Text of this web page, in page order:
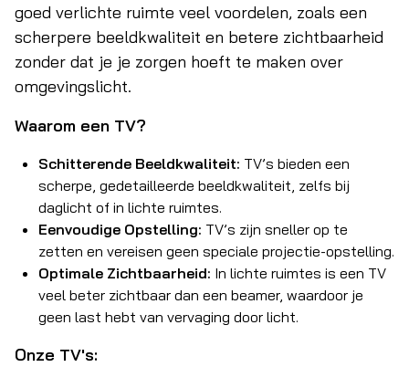
goed verlichte ruimte veel voordelen, zoals een
scherpere beeldkwaliteit en betere zichtbaarheid
zonder dat je je zorgen hoeft te maken over
omgevingslicht.
Waarom een TV?
Schitterende Beeldkwaliteit: TV’s bieden een
scherpe, gedetailleerde beeldkwaliteit, zelfs bij
daglicht of in lichte ruimtes.
Eenvoudige Opstelling: TV’s zijn sneller op te
zetten en vereisen geen speciale projectie-opstelling.
Optimale Zichtbaarheid: In lichte ruimtes is een TV
veel beter zichtbaar dan een beamer, waardoor je
geen last hebt van vervaging door licht.
Onze TV's: